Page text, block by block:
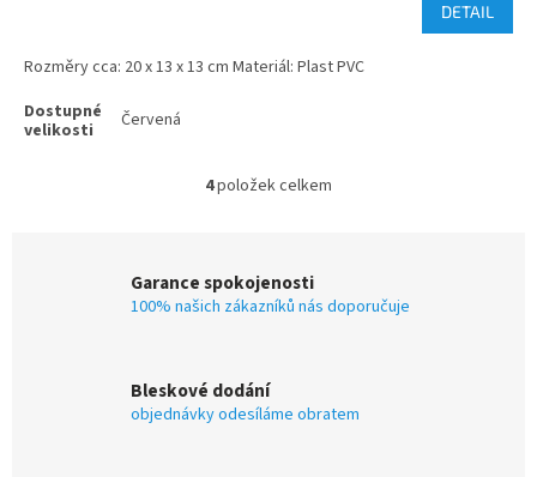
DETAIL
Rozměry cca: 20 x 13 x 13 cm Materiál: Plast PVC
Červená
O
d
a
p
r
v
4položek celkem
Garance spokojenosti
100% našich zákazníků nás doporučuje
Bleskové dodání
objednávky odesíláme obratem